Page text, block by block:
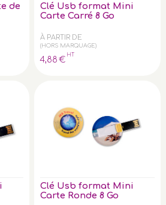
de
Clé Usb format Mini
Carte Carré 8 Go
À PARTIR DE
(HORS MARQUAGE)
4,88 €
HT
Clé Usb format Mini
Carte Ronde 8 Go